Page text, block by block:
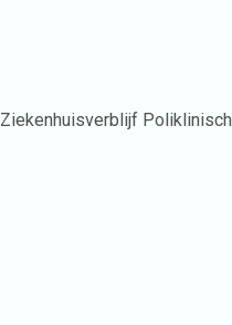
Ziekenhuisverblijf Poliklinisch